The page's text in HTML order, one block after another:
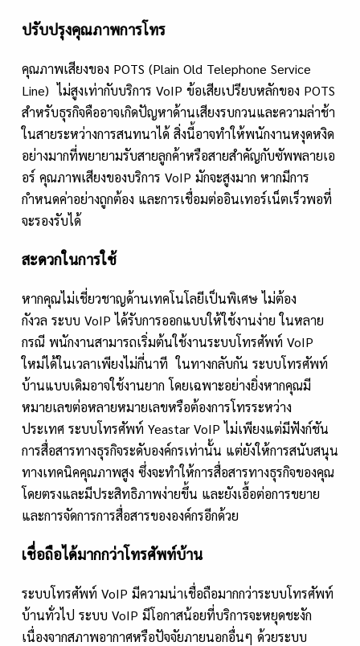
ปรับปรุงคุณภาพการโทร
คุณภาพเสียงของ POTS (Plain Old Telephone Service
Line) ไม่สูงเท่ากับบริการ VoIP ข้อเสียเปรียบหลักของ POTS
สำหรับธุรกิจคืออาจเกิดปัญหาด้านเสียงรบกวนและความล่าช้า
ในสายระหว่างการสนทนาได้ สิ่งนี้อาจทำให้พนักงานหงุดหงิด
อย่างมากที่พยายามรับสายลูกค้าหรือสายสำคัญกับซัพพลายเอ
อร์ คุณภาพเสียงของบริการ VoIP มักจะสูงมาก หากมีการ
กำหนดค่าอย่างถูกต้อง และการเชื่อมต่ออินเทอร์เน็ตเร็วพอที่
จะรองรับได้
สะดวกในการใช้
หากคุณไม่เชี่ยวชาญด้านเทคโนโลยีเป็นพิเศษ ไม่ต้อง
กังวล ระบบ VoIP ได้รับการออกแบบให้ใช้งานง่าย ในหลาย
กรณี พนักงานสามารถเริ่มต้นใช้งานระบบโทรศัพท์ VoIP
ใหม่ได้ในเวลาเพียงไม่กี่นาที ในทางกลับกัน ระบบโทรศัพท์
บ้านแบบเดิมอาจใช้งานยาก โดยเฉพาะอย่างยิ่งหากคุณมี
หมายเลขต่อหลายหมายเลขหรือต้องการโทรระหว่าง
ประเทศ ระบบโทรศัพท์ Yeastar VoIP ไม่เพียงแต่มีฟังก์ชัน
การสื่อสารทางธุรกิจระดับองค์กรเท่านั้น แต่ยังให้การสนับสนุน
ทางเทคนิคคุณภาพสูง ซึ่งจะทำให้การสื่อสารทางธุรกิจของคุณ
โดยตรงและมีประสิทธิภาพง่ายขึ้น และยังเอื้อต่อการขยาย
และการจัดการการสื่อสารขององค์กรอีกด้วย
เชื่อถือได้มากกว่าโทรศัพท์บ้าน
ระบบโทรศัพท์ VoIP มีความน่าเชื่อถือมากกว่าระบบโทรศัพท์
บ้านทั่วไป ระบบ VoIP มีโอกาสน้อยที่บริการจะหยุดชะงัก
เนื่องจากสภาพอากาศหรือปัจจัยภายนอกอื่นๆ ด้วยระบบ